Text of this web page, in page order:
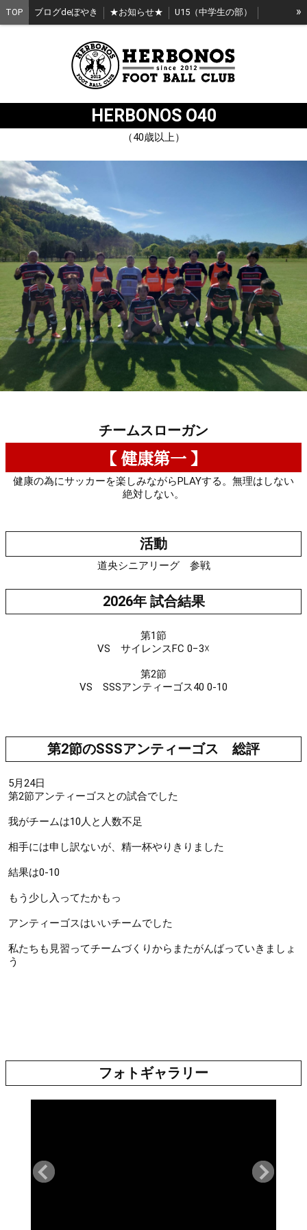
TOP ブログdeぼやき ★お知らせ★ U15（中学生の部）
エルボノス日高スクール HERBONOS（社会人）
HERBONOS_O40（40歳以上）
»
HERBONOS O40
（40歳以上）
チームスローガン
【 健康第一 】
健康の為にサッカーを楽しみながらPLAYする。無理はしない
絶対しない。
活動
道央シニアリーグ 参戦
2026年 試合結果
第1節
VS サイレンスFC 0−3☓
第2節
VS SSSアンティーゴス40 0-10
第2節のSSSアンティーゴス 総評
5月24日
第2節アンティーゴスとの試合でした
我がチームは10人と人数不足
相手には申し訳ないが、精一杯やりきりました
結果は0-10
もう少し入ってたかもっ
アンティーゴスはいいチームでした
私たちも見習ってチームづくりからまたがんばっていきましょ
う
フォトギャラリー